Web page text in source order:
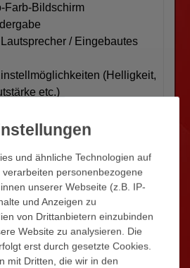
Farb-Bildschirm
/ Eingebautes
(Helligkeit,
etc.)
automatisch an
direkt an den
- Sie können
Aussenbereich überwachen
mit der Ausseinheit oder
/ Interkom
- Kommunikation zwischen
möglich
und ähnliche Technologien auf
personenbezogene
unserer Webseite (z.B. IP-
und Anzeigen zu
von Drittanbietern einzubinden
Website zu analysieren. Die
erst durch gesetzte Cookies.
mit Dritten, die wir in den